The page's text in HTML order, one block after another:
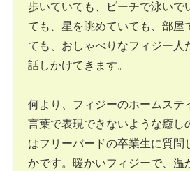
歩いていても、ビーチで泳いで
ても、星を眺めていても、部屋
ても、おしゃべりなフィジー人
話しかけてきます。
何より、フィジーのホームステ
言葉で表現できないような癒し
はフリーバードの卒業生に質問
かです。暖かいフィジーで、温